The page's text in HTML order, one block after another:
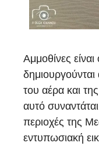
Αμμοθίνες
του αέρα και
αυτό
περιοχές της
εντυπωσιακή